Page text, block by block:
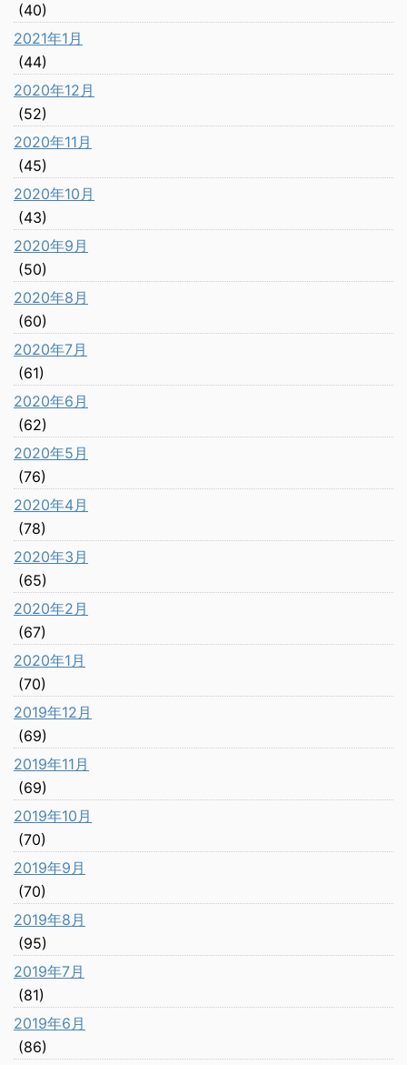
(40)
2021年1月
(44)
2020年12月
(52)
2020年11月
(45)
2020年10月
(43)
2020年9月
(50)
2020年8月
(60)
2020年7月
(61)
2020年6月
(62)
2020年5月
(76)
2020年4月
(78)
2020年3月
(65)
2020年2月
(67)
2020年1月
(70)
2019年12月
(69)
2019年11月
(69)
2019年10月
(70)
2019年9月
(70)
2019年8月
(95)
2019年7月
(81)
2019年6月
(86)